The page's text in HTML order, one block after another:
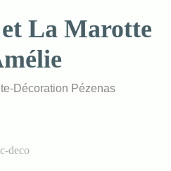
La Marotte
Décoration Pézenas
deco